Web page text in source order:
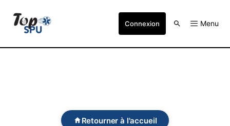
Connexion Menu
Retourner à l'accueil